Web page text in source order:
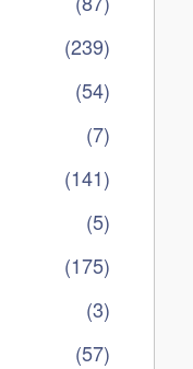
(239)
(54)
(7)
(141)
(5)
(175)
(3)
(57)